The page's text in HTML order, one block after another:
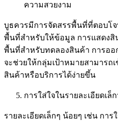
ความสวยงาม
บูธควรมีการจัดสรรพื้นที่ที่ตอบโจ
พื้นที่สำหรับให้ข้อมูล การแสดงสิ
พื้นที่สำหรับทดลองสินค้า การออ
จะช่วยให้กลุ่มเป้าหมายสามารถ
สินค้าหรือบริการได้ง่ายขึ้น
การใส่ใจในรายละเอียดเล็
รายละเอียดเล็กๆ น้อยๆ เช่น กา